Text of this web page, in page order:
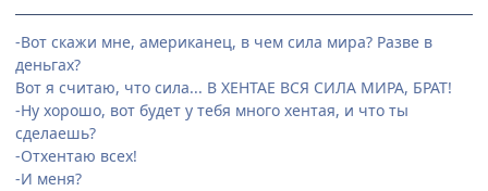
-Вот скажи мне, американец, в чем сила мира? Разве в
деньгах?
Вот я считаю, что сила... В ХЕНТАЕ ВСЯ СИЛА МИРА, БРАТ!
-Ну хорошо, вот будет у тебя много хентая, и что ты
сделаешь?
-Отхентаю всех!
-И меня?